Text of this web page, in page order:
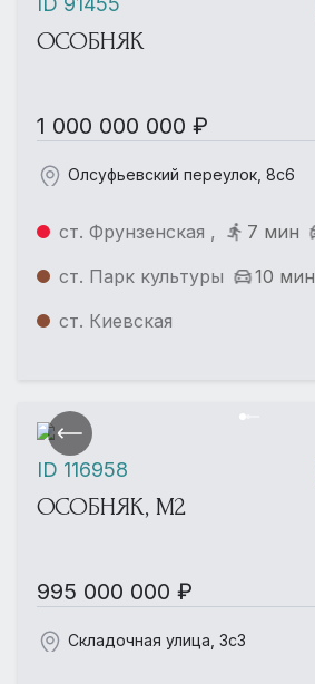
ОСОБНЯК
1 000 000 000 ₽
Олсуфьевский переулок, 8с6
ст. Фрунзенская , 7 мин
ст. Парк культуры
10 мин
ст. Киевская
ОСОБНЯК, М2
995 000 000 ₽
Складочная улица, 3с3
ID 116958